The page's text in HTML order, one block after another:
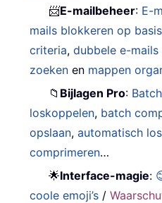
📨E-mailbeheer: E-
mails blokkeren op
criteria,dubbele e-
zoeken en mappen
📁 Bijlagen Pro:
loskoppelen, batch
opslaan,automatisch
comprimeren…
🌟Interface-magie:
coole emoji’s /